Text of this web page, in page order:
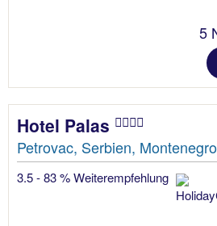
5
Hotel Palas
Petrovac, Serbien,
3.5 - 83 % Weiterempfehlung